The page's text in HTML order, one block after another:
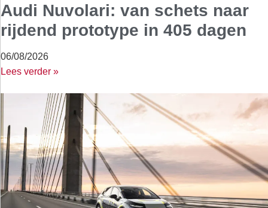
Audi Nuvolari: van schets naar
rijdend prototype in 405 dagen
06/08/2026
Lees verder »